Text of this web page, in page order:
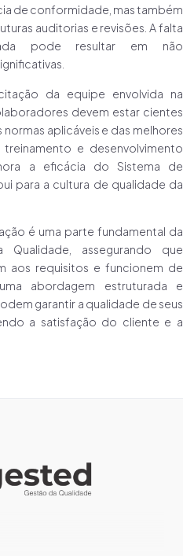
de conformidade, mas também
auditorias e revisões. A falta
pode resultar em não
da equipe envolvida na
devem estar cientes
aplicáveis e das melhores
e desenvolvimento
a eficácia do Sistema de
para a cultura de qualidade da
é uma parte fundamental da
assegurando que
aos requisitos e funcionem de
abordagem estruturada e
garantir a qualidade de seus
a satisfação do cliente e a